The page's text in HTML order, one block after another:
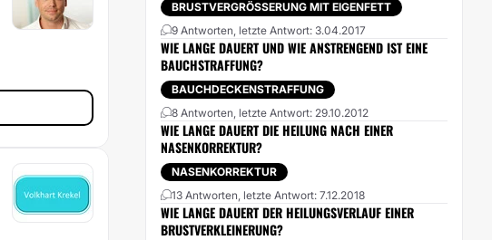
BRUSTVERGRÖSSERUNG MIT EIGENFETT
9 Antworten, letzte Antwort: 3.04.2017
WIE LANGE DAUERT UND WIE ANSTRENGEND IST EINE
BAUCHSTRAFFUNG?
BAUCHDECKENSTRAFFUNG
8 Antworten, letzte Antwort: 29.10.2012
WIE LANGE DAUERT DIE HEILUNG NACH EINER
NASENKORREKTUR?
NASENKORREKTUR
13 Antworten, letzte Antwort: 7.12.2018
WIE LANGE DAUERT DER HEILUNGSVERLAUF EINER
BRUSTVERKLEINERUNG?